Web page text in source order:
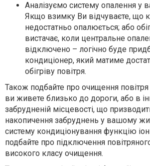
Аналізуємо систему опалення у
Якщо взимку Ви відчуваєте, що
недостатньо опалюється; або
вистачає, коли центральне
відключено – логічно буде
кондиціонер, який матиме
обігріву повітря.
Також подбайте про очищення
ви живете близько до дороги, або в
забрудненій місцевості, що
накопичення забруднень у вашому
систему кондиціонування функцію
подбайте про підключення
високого класу очищення.